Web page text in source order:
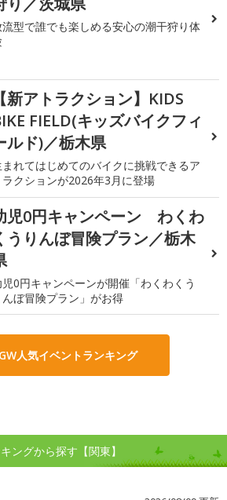
流型で誰でも楽しめる安心の潮干狩り体
【新アトラクション】KIDS
FIELD(キッズバイクフィ
ルド)／栃木県
まれてはじめてのバイクに挑戦できるア
ラクションが2026年3月に登場
児0円キャンペーン わくわ
うりんぼ冒険プラン／栃木
児0円キャンペーンが開催「わくわくう
んぼ冒険プラン」がお得
人気イベントランキング
ングから探す【関東】